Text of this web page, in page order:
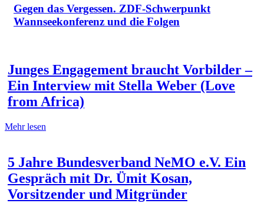
Gegen das Vergessen. ZDF-Schwerpunkt
Wannseekonferenz und die Folgen
Junges Engagement braucht Vorbilder –
Ein Interview mit Stella Weber (Love
from Africa)
Mehr lesen
5 Jahre Bundesverband NeMO e.V. Ein
Gespräch mit Dr. Ümit Kosan,
Vorsitzender und Mitgründer